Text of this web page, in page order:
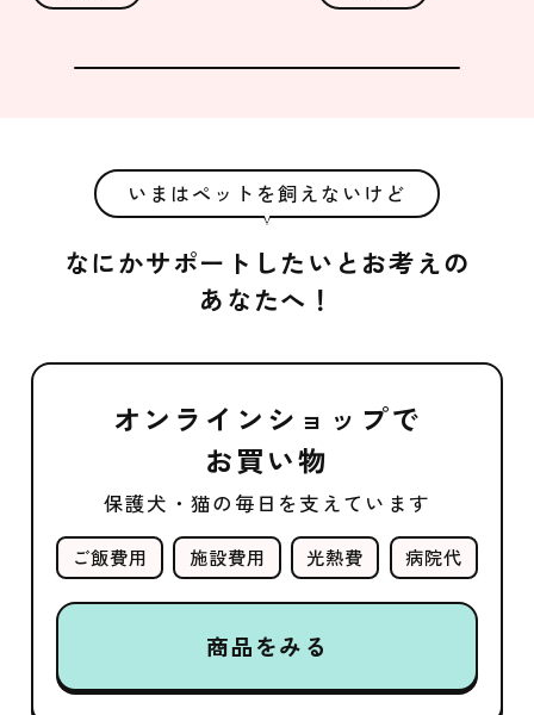
いまはペットを飼えないけど
なにかサポートしたいとお考えの
あなたへ！
オンラインショップで
お買い物
保護犬・猫の毎日を支えています
ご飯費用 施設費用 光熱費 病院代
商品をみる